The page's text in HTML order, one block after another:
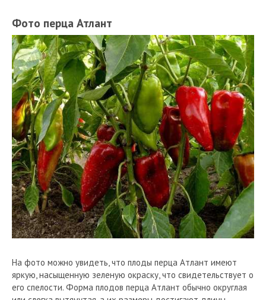
Фото перца Атлант
На фото можно увидеть, что плоды перца Атлант имеют
яркую, насыщенную зеленую окраску, что свидетельствует о
его спелости. Форма плодов перца Атлант обычно округлая